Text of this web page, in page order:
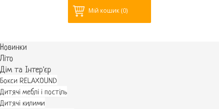
Мій кошик (0)
Новинки
Літо
Дім та Інтер'єр
Бокси RELAXOUND
Дитячі меблі і постіль
Дитячі килими